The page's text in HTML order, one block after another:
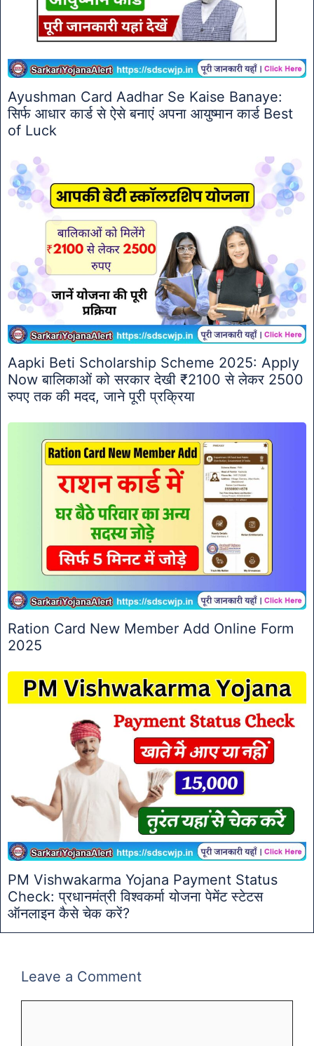
Ayushman Card Aadhar Se Kaise Banaye:
सिर्फ आधार कार्ड से ऐसे बनाएं अपना आयुष्मान कार्ड Best
of Luck
Aapki Beti Scholarship Scheme 2025: Apply
Now बालिकाओं को सरकार देखी ₹2100 से लेकर 2500
रुपए तक की मदद, जाने पूरी प्रक्रिया
Ration Card New Member Add Online Form
2025
PM Vishwakarma Yojana Payment Status
Check: प्रधानमंत्री विश्वकर्मा योजना पेमेंट स्टेटस
ऑनलाइन कैसे चेक करें?
Leave a Comment